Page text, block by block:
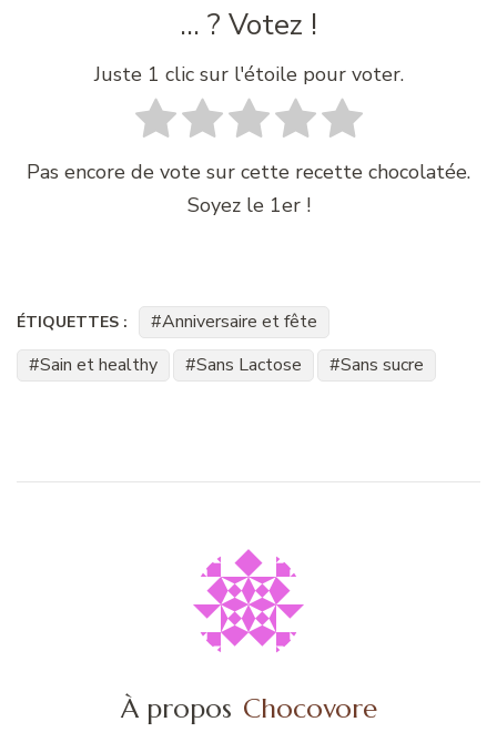
... ? Votez !
Juste 1 clic sur l'étoile pour voter.
Pas encore de vote sur cette recette chocolatée.
Soyez le 1er !
ÉTIQUETTES :
Anniversaire et fête
Sain et healthy
Sans Lactose Sans sucre
À propos Chocovore